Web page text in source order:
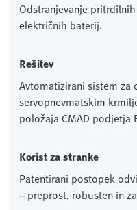
Odstranjevanje
električnih baterij.
Rešitev
Avtomatizirani sistem za
servopnevmatskim
položaja CMAD podjetja
Korist za stranke
Patentirani postopek
– preprost, robusten in